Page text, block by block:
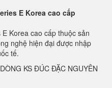
Korea cao cấp thuộc sản
nghệ hiện đại được nhập
tế.
KS ĐÚC ĐẶC NGUYÊN